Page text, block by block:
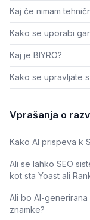
Kaj če nimam
Kako se uporabi
Kaj je BIYRO?
Kako se upravljate
Vprašanja o
Kako AI prispeva k
Ali se lahko SEO
kot sta Yoast ali
Ali bo AI-
znamke?